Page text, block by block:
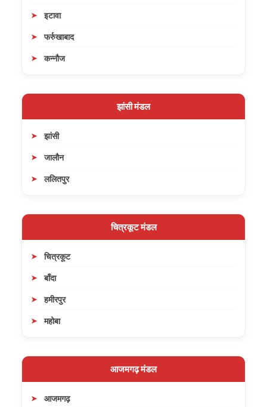
इटावा
फर्रुखाबाद
कन्नौज
झांसी मंडल
झांसी
जालौन
ललितपुर
चित्रकूट मंडल
चित्रकूट
बाँदा
हमीरपुर
महोबा
आजमगढ़ मंडल
आजमगढ़